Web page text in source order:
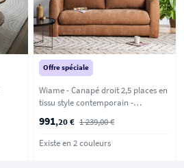
Offre spéciale
Wiame - Canapé droit 2,5 places en
tissu style contemporain -
991,20 € 1 239,00 €
Existe en 2 couleurs